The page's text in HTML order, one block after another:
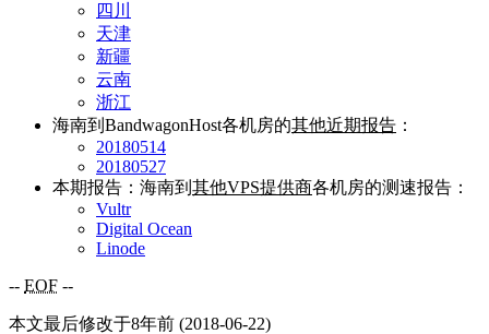
四川
天津
新疆
云南
浙江
海南到BandwagonHost各机房的其他近期报告 ：
20180514
20180527
本期报告：海南到 其他VPS提供商各机房的测速报告：
Vultr
Digital Ocean
Linode
-- EOF --
本文最后修改于8年前 (2018-06-22)